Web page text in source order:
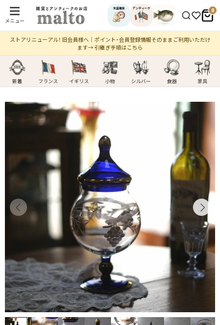
メニュー
生活雑貨 アンティーク 0
ストアリニューアル！ 旧会員様へ｜ポイント・会員登録情報そのままご利用いただけ
ます→ 引継ぎ手順はこちら
新着 フランス イギリス 小物 シルバー 食器 家具